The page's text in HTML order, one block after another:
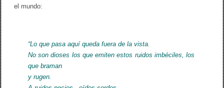
el mundo:
“Lo que pasa aquí queda fuera de la vista.
No son dioses los que emiten estos ruidos imbéciles, los
que braman
y rugen.